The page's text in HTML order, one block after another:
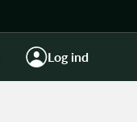
Log ind